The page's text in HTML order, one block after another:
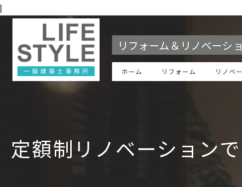
|
リフォーム＆リノベーシ
ホーム リフォーム リノベ
定額制リノベーション